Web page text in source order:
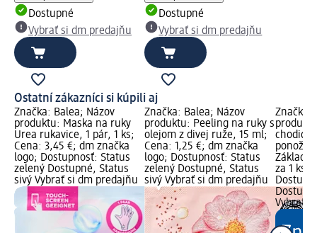
Dostupné
Vybrať si dm predajňu
Dostupné
Vybrať si dm predajňu
Ostatní zákazníci si kúpili aj
Značka: Balea; Názov
produktu: Maska na ruky
Urea rukavice, 1 pár, 1 ks;
Cena: 3,45 €; dm značka
logo; Dostupnosť: Status
zelený Dostupné, Status
sivý Vybrať si dm predajňu
Značka: Balea; Názov
produktu: Peeling na ruky s
olejom z divej ruže, 15 ml;
Cena: 1,25 €; dm značka
logo; Dostupnosť: Status
zelený Dostupné, Status
sivý Vybrať si dm predajňu
Značka:
chodidlá
za 1 ks);
Vybrať